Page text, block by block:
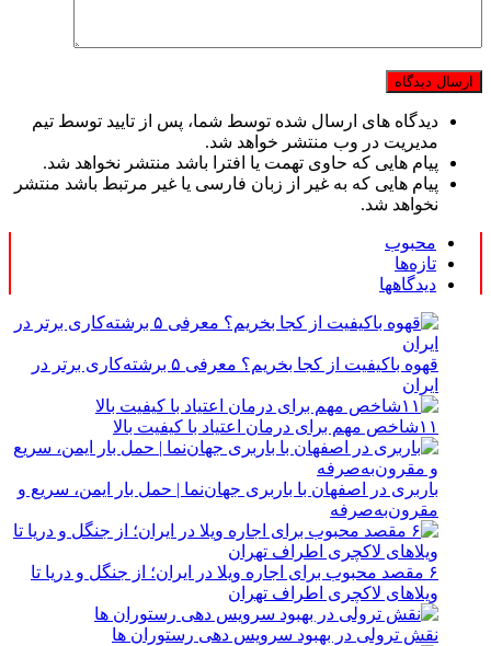
دیدگاه های ارسال شده توسط شما، پس از تایید توسط تیم
مدیریت در وب منتشر خواهد شد.
پیام هایی که حاوی تهمت یا افترا باشد منتشر نخواهد شد.
پیام هایی که به غیر از زبان فارسی یا غیر مرتبط باشد منتشر
نخواهد شد.
محبوب
تازه‌ها
دیدگاهها
قهوه باکیفیت از کجا بخریم؟ معرفی ۵ برشته‌کاری برتر در
ایران
۱۱شاخص مهم برای درمان اعتیاد با کیفیت بالا
باربری در اصفهان با باربری جهان‌نما | حمل بار ایمن، سریع و
مقرون‌به‌صرفه
۶ مقصد محبوب برای اجاره ویلا در ایران؛ از جنگل و دریا تا
ویلاهای لاکچری اطراف تهران
نقش ترولی در بهبود سرویس دهی رستوران ها